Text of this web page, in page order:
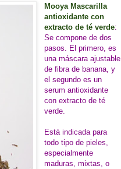
Mooya Mascarilla
antioxidante con
extracto de té verde:
Se compone de dos
pasos. El primero, es
una máscara ajustable
de fibra de banana, y
el segundo es un
serum antioxidante
con extracto de té
verde.
Está indicada para
todo tipo de pieles,
especialmente
maduras, mixtas, o